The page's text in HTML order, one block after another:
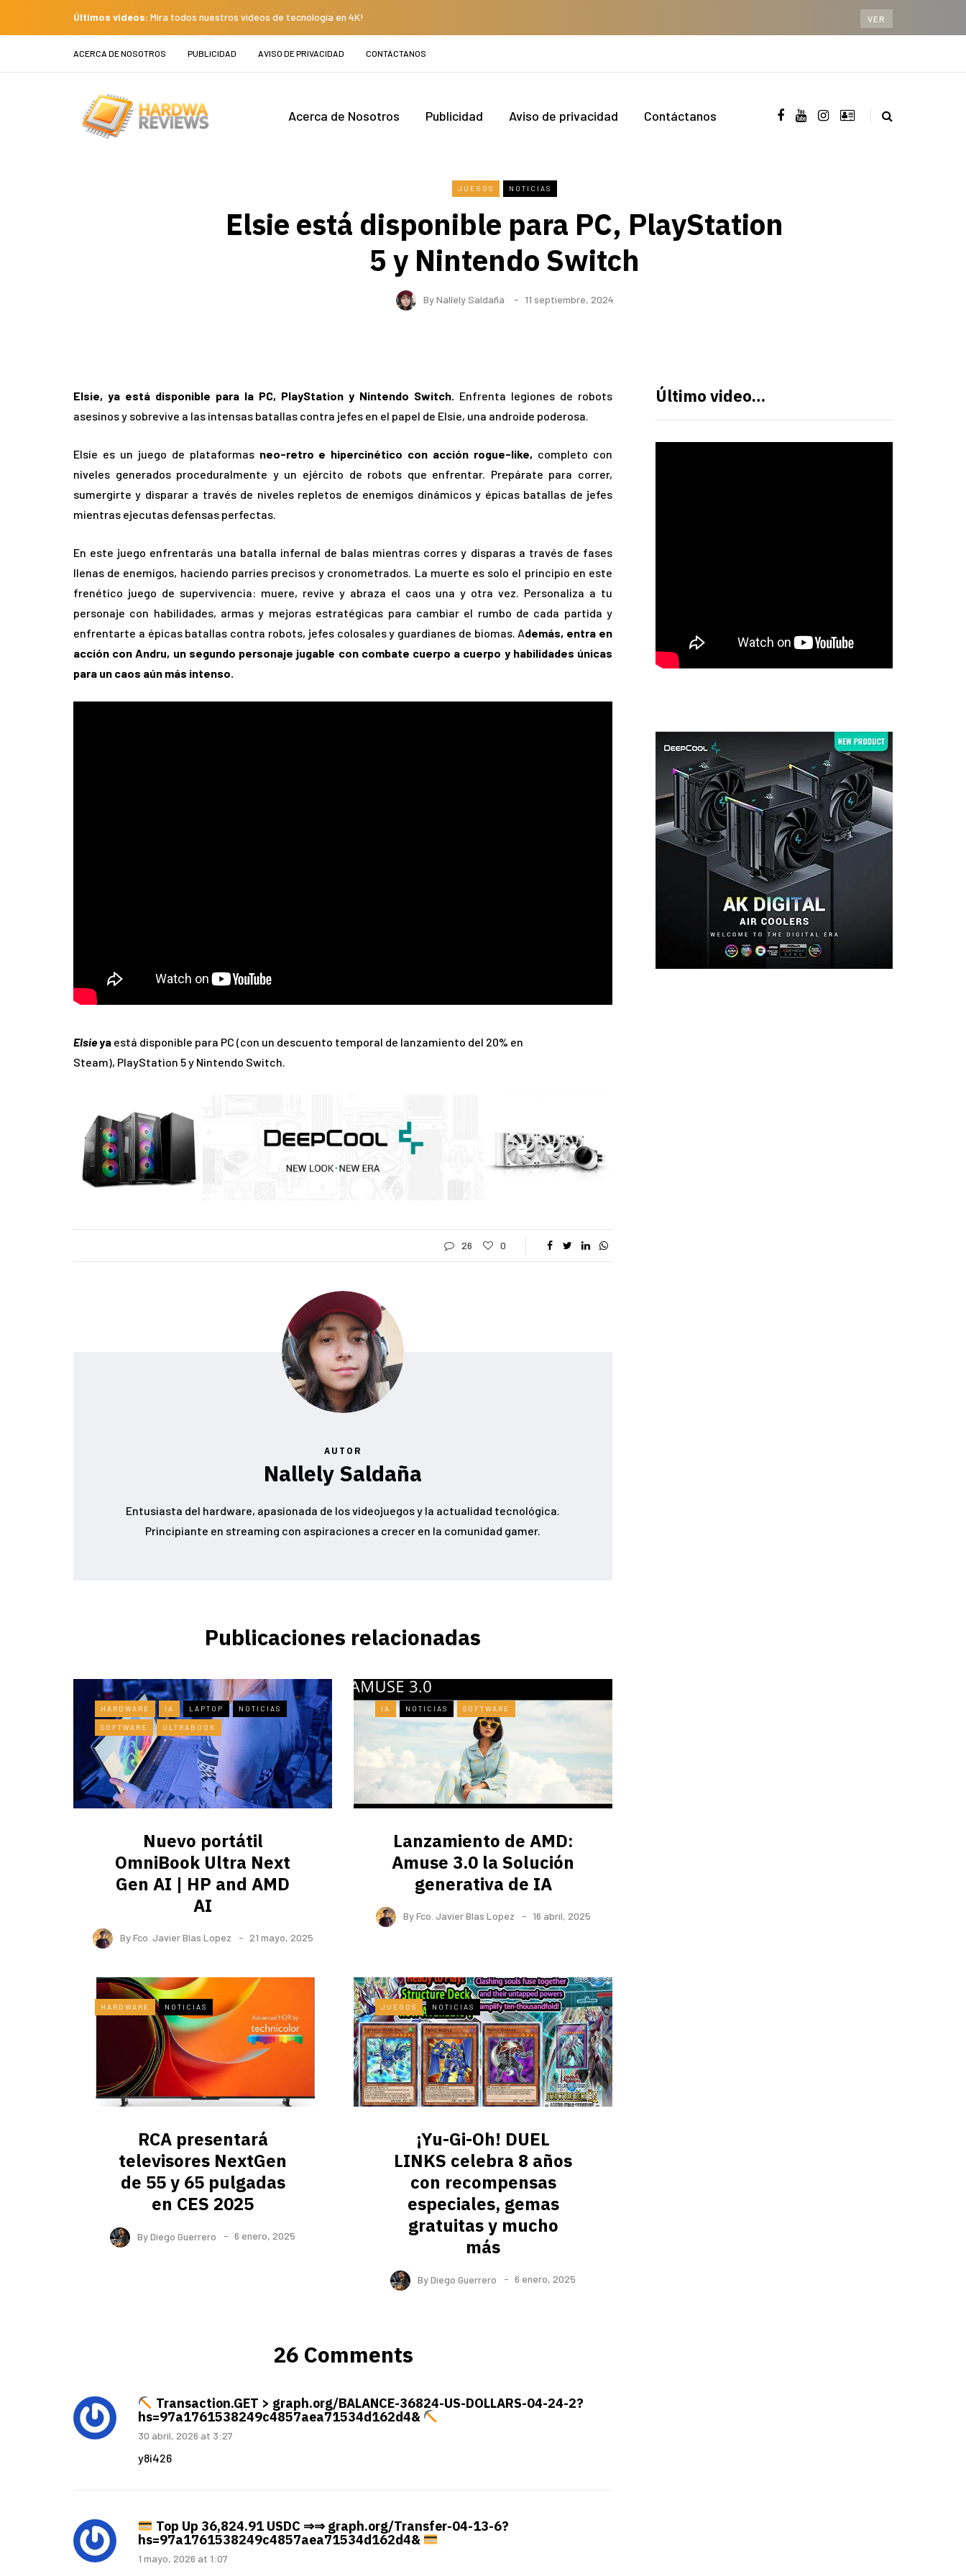
Últimos videos: Mira todos nuestros videos de tecnología en 4K! VER
ACERCA DE NOSOTROS PUBLICIDAD AVISO DE PRIVACIDAD CONTÁCTANOS
Acerca de Nosotros Publicidad Aviso de privacidad Contáctanos
JUEGOS NOTICIAS
Elsie está disponible para PC, PlayStation
5 y Nintendo Switch
ByNallely Saldaña 11 septiembre, 2024
Elsie, ya está disponible para la PC, PlayStation y Nintendo Switch. Enfrenta legiones de robots
asesinos y sobrevive a las intensas batallas contra jefes en el papel de Elsie, una androide poderosa.
Elsie es un juego de plataformas neo-retro e hipercinético con acción rogue-like, completo con
niveles generados proceduralmente y un ejército de robots que enfrentar. Prepárate para correr,
sumergirte y disparar a través de niveles repletos de enemigos dinámicos y épicas batallas de jefes
mientras ejecutas defensas perfectas.
En este juego enfrentarás una batalla infernal de balas mientras corres y disparas a través de fases
llenas de enemigos, haciendo parries precisos y cronometrados. La muerte es solo el principio en este
frenético juego de supervivencia: muere, revive y abraza el caos una y otra vez. Personaliza a tu
personaje con habilidades, armas y mejoras estratégicas para cambiar el rumbo de cada partida y
enfrentarte a épicas batallas contra robots, jefes colosales y guardianes de biomas. Además, entra en
acción con Andru, un segundo personaje jugable con combate cuerpo a cuerpo y habilidades únicas
para un caos aún más intenso.
Elsieya está disponible para PC (con un descuento temporal de lanzamiento del 20% en
Steam), PlayStation 5 y Nintendo Switch.
26 0
AUTOR
Nallely Saldaña
Entusiasta del hardware, apasionada de los videojuegos y la actualidad tecnológica.
Principiante en streaming con aspiraciones a crecer en la comunidad gamer.
Publicaciones relacionadas
HARDWARE IA LAPTOP NOTICIAS
SOFTWARE ULTRABOOK
Nuevo portátil
OmniBook Ultra ​Next
Gen AI | HP and AMD
AI
ByFco. Javier Blas Lopez 21 mayo, 2025
IA NOTICIAS SOFTWARE
Lanzamiento de AMD:
Amuse 3.0 la Solución
generativa de IA
ByFco. Javier Blas Lopez 16 abril, 2025
HARDWARE NOTICIAS
RCA presentará
televisores NextGen
de 55 y 65 pulgadas
en CES 2025
ByDiego Guerrero 6 enero, 2025
JUEGOS NOTICIAS
¡Yu-Gi-Oh! DUEL
LINKS celebra 8 años
con recompensas
especiales, gemas
gratuitas y mucho
más
ByDiego Guerrero 6 enero, 2025
26 Comments
Transaction.GET > graph.org/BALANCE-36824-US-DOLLARS-04-24-2?
hs=97a1761538249c4857aea71534d162d4&
30 abril, 2026 at 3:27
y8i426
Top Up 36,824.91 USDC ⇒⇒ graph.org/Transfer-04-13-6?
hs=97a1761538249c4857aea71534d162d4&
1 mayo, 2026 at 1:07
Último video…